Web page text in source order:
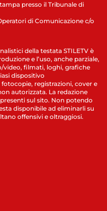
presso il Tribunale di
di Comunicazione c/o
della testata STILETV è
e l’uso, anche parziale,
filmati, loghi, grafiche
dispositivo
registrazioni, cover e
autorizzata. La redazione
sul sito. Non potendo
disponibile ad eliminarli su
offensivi e oltraggiosi.